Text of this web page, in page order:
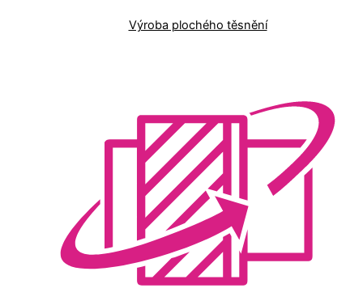
Výroba plochého těsnění